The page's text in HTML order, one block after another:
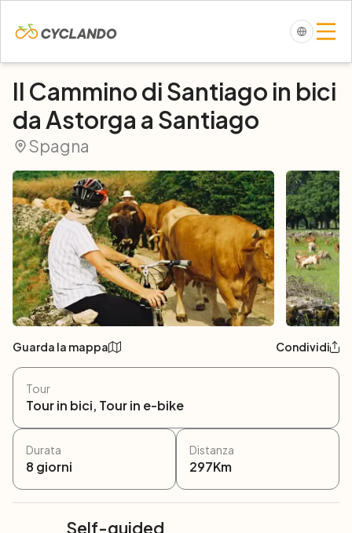
Il Cammino di Santiago in bici
da Astorga a Santiago
Spagna
Guarda la mappa Condividi
Tour
Tour in bici, Tour in e-bike
Durata
8 giorni
Distanza
297Km
Self-guided